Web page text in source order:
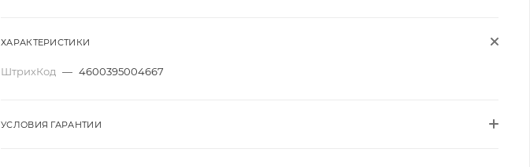
ХАРАКТЕРИСТИКИ
ШтрихКод — 4600395004667
УСЛОВИЯ ГАРАНТИИ